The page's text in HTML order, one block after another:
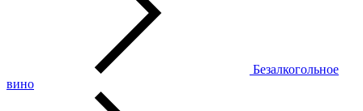
Безалкогольное
вино